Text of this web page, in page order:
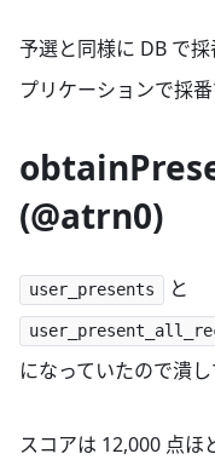
予選と同様に DB で
プリケーションで採
(@atrn0)
user_presents と
になっていたので潰し
スコアは 12,000 点ほ